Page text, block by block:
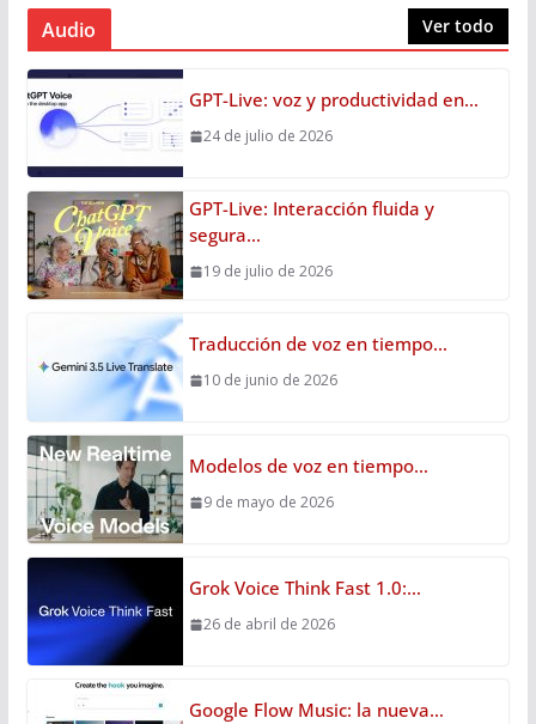
Audio Ver todo
GPT-Live: voz y productividad en…
24 de julio de 2026
GPT-Live: Interacción fluida y
segura…
19 de julio de 2026
Traducción de voz en tiempo…
10 de junio de 2026
Modelos de voz en tiempo…
9 de mayo de 2026
Grok Voice Think Fast 1.0:…
26 de abril de 2026
Google Flow Music: la nueva…